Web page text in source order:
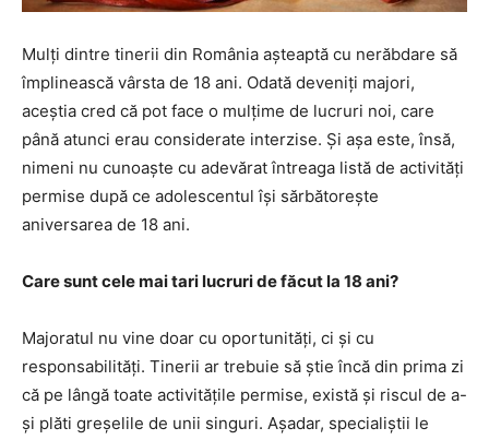
Mulți dintre tinerii din România așteaptă cu nerăbdare să
împlinească vârsta de 18 ani. Odată deveniți majori,
aceștia cred că pot face o mulțime de lucruri noi, care
până atunci erau considerate interzise. Și așa este, însă,
nimeni nu cunoaște cu adevărat întreaga listă de activități
permise după ce adolescentul își sărbătorește
aniversarea de 18 ani.
Care sunt cele mai tari lucruri de făcut la 18 ani?
Majoratul nu vine doar cu oportunități, ci și cu
responsabilități. Tinerii ar trebuie să știe încă din prima zi
că pe lângă toate activitățile permise, există și riscul de a-
și plăti greșelile de unii singuri. Așadar, specialiștii le